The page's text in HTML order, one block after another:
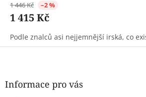
1 446 Kč –2 %
1 415 Kč
Podle znalců asi nejjemnější irská, co
Z
Informace pro vás